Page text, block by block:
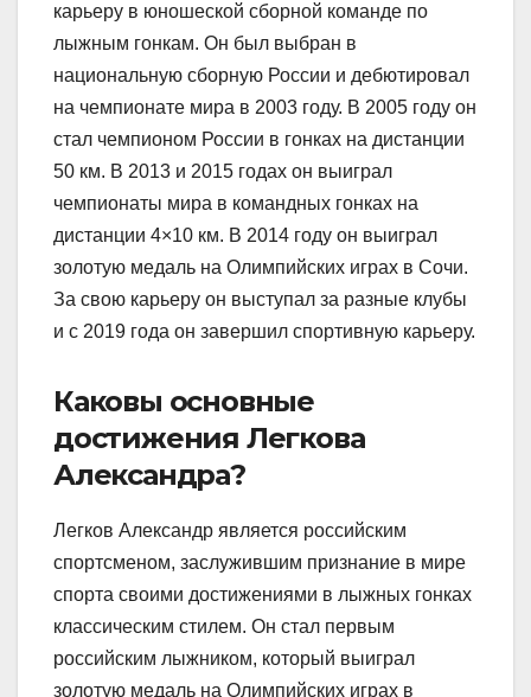
карьеру в юношеской сборной команде по
лыжным гонкам. Он был выбран в
национальную сборную России и дебютировал
на чемпионате мира в 2003 году. В 2005 году он
стал чемпионом России в гонках на дистанции
50 км. В 2013 и 2015 годах он выиграл
чемпионаты мира в командных гонках на
дистанции 4×10 км. В 2014 году он выиграл
золотую медаль на Олимпийских играх в Сочи.
За свою карьеру он выступал за разные клубы
и с 2019 года он завершил спортивную карьеру.
Каковы основные
достижения Легкова
Александра?
Легков Александр является российским
спортсменом, заслужившим признание в мире
спорта своими достижениями в лыжных гонках
классическим стилем. Он стал первым
российским лыжником, который выиграл
золотую медаль на Олимпийских играх в